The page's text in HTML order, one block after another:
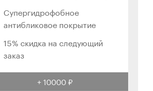
Супергидрофобное
антибликовое покрытие
15% скидка на следующий
заказ
+ 10000 ₽